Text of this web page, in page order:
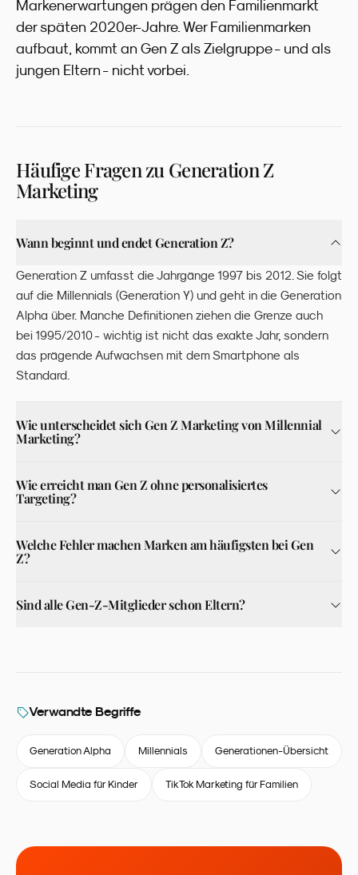
Markenerwartungen prägen den Familienmarkt
der späten 2020er-Jahre. Wer Familienmarken
aufbaut, kommt an Gen Z als Zielgruppe - und als
jungen Eltern - nicht vorbei.
Häufige Fragen zu Generation Z
Marketing
Wann beginnt und endet Generation Z?
Generation Z umfasst die Jahrgänge 1997 bis 2012. Sie folgt
auf die Millennials (Generation Y) und geht in die Generation
Alpha über. Manche Definitionen ziehen die Grenze auch
bei 1995/2010 - wichtig ist nicht das exakte Jahr, sondern
das prägende Aufwachsen mit dem Smartphone als
Standard.
Wie unterscheidet sich Gen Z Marketing von Millennial
Marketing?
Wie erreicht man Gen Z ohne personalisiertes
Targeting?
Welche Fehler machen Marken am häufigsten bei Gen
Z?
Sind alle Gen-Z-Mitglieder schon Eltern?
Verwandte Begriffe
Generation Alpha Millennials Generationen-Übersicht
Social Media für Kinder TikTok Marketing für Familien